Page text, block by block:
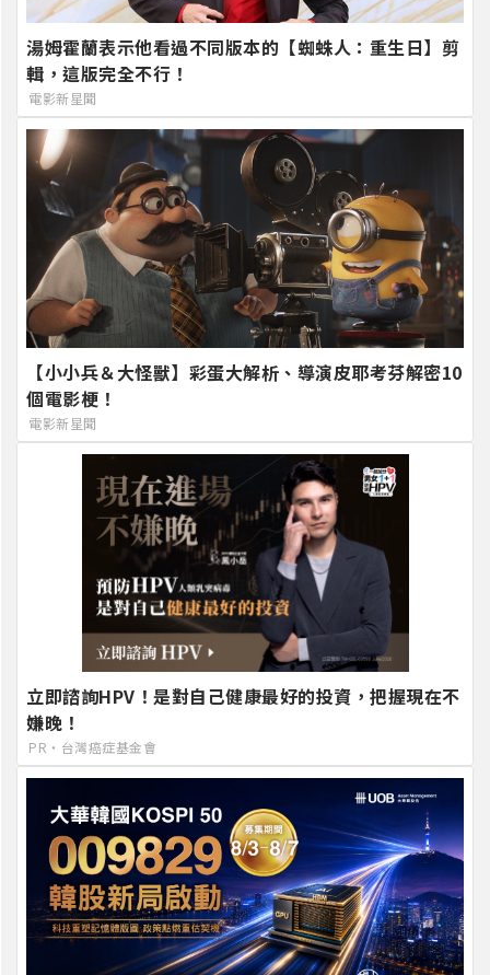
湯姆霍蘭表示他看過不同版本的【蜘蛛人：重生日】剪
輯，這版完全不行！
電影新星聞
【小小兵＆大怪獸】彩蛋大解析、導演皮耶考芬解密10
個電影梗！
電影新星聞
立即諮詢HPV！是對自己健康最好的投資，把握現在不
嫌晚！
PR・台灣癌症基金會